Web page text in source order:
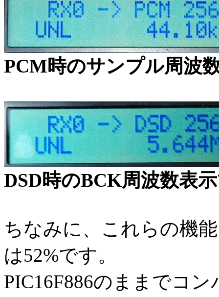
PCM時のサンプル周波
DSD時のBCK周波数表
ちなみに、これらの機
は52%です。
PIC16F886のままでコ